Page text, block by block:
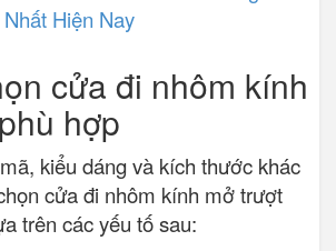
Hiện Nay
cửa đi nhôm kính
hợp
kiểu dáng và kích thước khác
cửa đi nhôm kính mở trượt
trên các yếu tố sau: